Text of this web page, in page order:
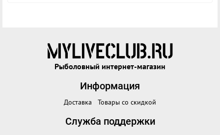
Рыболовный интернет-магазин
Информация
Доставка Товары со скидкой
Служба поддержки